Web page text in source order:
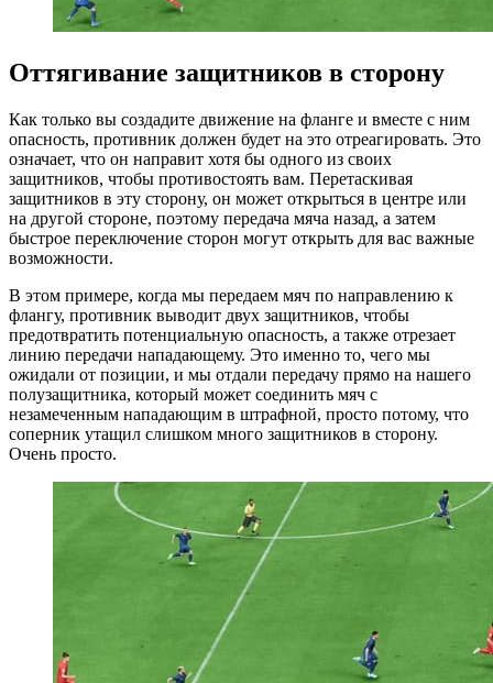
Оттягивание защитников в сторону
Как только вы создадите движение на фланге и вместе с ним
опасность, противник должен будет на это отреагировать. Это
означает, что он направит хотя бы одного из своих
защитников, чтобы противостоять вам. Перетаскивая
защитников в эту сторону, он может открыться в центре или
на другой стороне, поэтому передача мяча назад, а затем
быстрое переключение сторон могут открыть для вас важные
возможности.
В этом примере, когда мы передаем мяч по направлению к
флангу, противник выводит двух защитников, чтобы
предотвратить потенциальную опасность, а также отрезает
линию передачи нападающему. Это именно то, чего мы
ожидали от позиции, и мы отдали передачу прямо на нашего
полузащитника, который может соединить мяч с
незамеченным нападающим в штрафной, просто потому, что
соперник утащил слишком много защитников в сторону.
Очень просто.